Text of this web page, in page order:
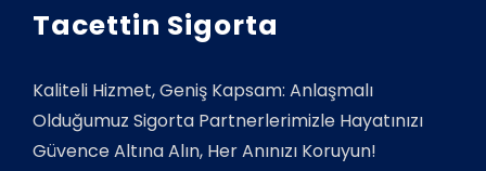
Tacettin Sigorta
Kaliteli Hizmet, Geniş Kapsam: Anlaşmalı
Olduğumuz Sigorta Partnerlerimizle Hayatınızı
Güvence Altına Alın, Her Anınızı Koruyun!